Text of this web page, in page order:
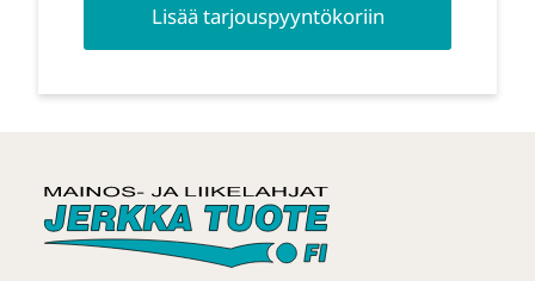
Lisää tarjouspyyntökoriin